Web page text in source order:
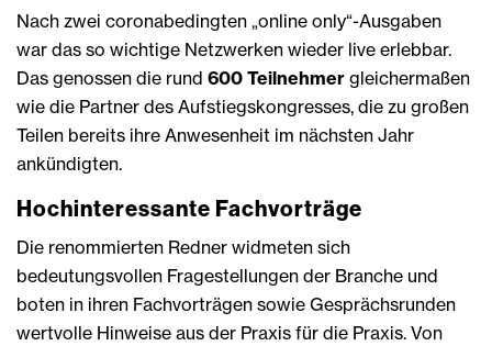
Nach zwei coronabedingten „online only“-Ausgaben
war das so wichtige Netzwerken wieder live erlebbar.
Das genossen die rund 600 Teilnehmer gleichermaßen
wie die Partner des Aufstiegskongresses, die zu großen
Teilen bereits ihre Anwesenheit im nächsten Jahr
ankündigten.
Hochinteressante Fachvorträge
Die renommierten Redner widmeten sich
bedeutungsvollen Fragestellungen der Branche und
boten in ihren Fachvorträgen sowie Gesprächsrunden
wertvolle Hinweise aus der Praxis für die Praxis. Von